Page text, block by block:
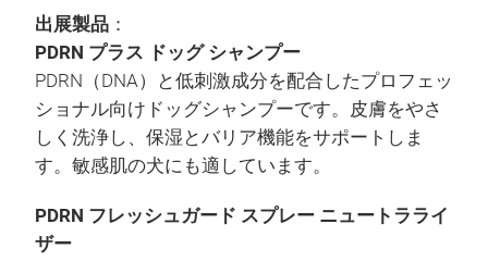
出展製品 ：
PDRN プラス ドッグ シャンプー
PDRN（DNA）と低刺激成分を配合したプロフェッ
ショナル向けドッグシャンプーです。皮膚をやさ
しく洗浄し、保湿とバリア機能をサポートしま
す。敏感肌の犬にも適しています。
PDRN フレッシュガード スプレー ニュートラライ
ザー